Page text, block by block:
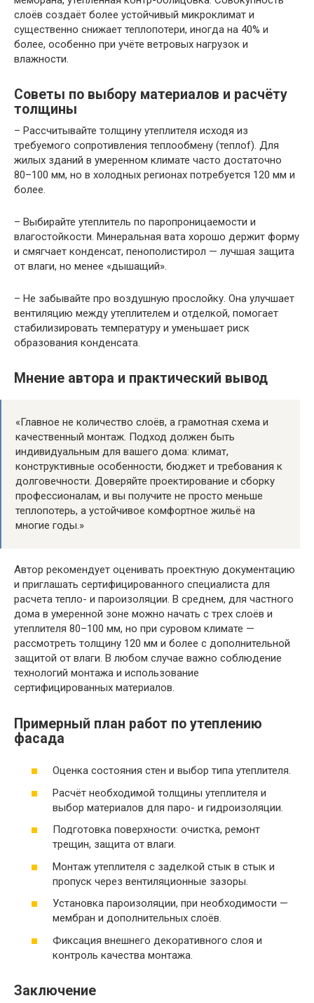
слоёв создаёт более устойчивый микроклимат и
существенно снижает теплопотери, иногда на 40% и
более, особенно при учёте ветровых нагрузок и
влажности.
Советы по выбору материалов и расчёту
толщины
– Рассчитывайте толщину утеплителя исходя из
требуемого сопротивления теплообмену (теплоf). Для
жилых зданий в умеренном климате часто достаточно
80–100 мм, но в холодных регионах потребуется 120 мм и
более.
– Выбирайте утеплитель по паропроницаемости и
влагостойкости. Минеральная вата хорошо держит форму
и смягчает конденсат, пенополистирол — лучшая защита
от влаги, но менее «дышащий».
– Не забывайте про воздушную прослойку. Она улучшает
вентиляцию между утеплителем и отделкой, помогает
стабилизировать температуру и уменьшает риск
образования конденсата.
Мнение автора и практический вывод
«Главное не количество слоёв, а грамотная схема и
качественный монтаж. Подход должен быть
индивидуальным для вашего дома: климат,
конструктивные особенности, бюджет и требования к
долговечности. Доверяйте проектирование и сборку
профессионалам, и вы получите не просто меньше
теплопотерь, а устойчивое комфортное жильё на
многие годы.»
Автор рекомендует оценивать проектную документацию
и приглашать сертифицированного специалиста для
расчета тепло- и пароизоляции. В среднем, для частного
дома в умеренной зоне можно начать с трех слоёв и
утеплителя 80–100 мм, но при суровом климате —
рассмотреть толщину 120 мм и более с дополнительной
защитой от влаги. В любом случае важно соблюдение
технологий монтажа и использование
сертифицированных материалов.
Примерный план работ по утеплению
фасада
Оценка состояния стен и выбор типа утеплителя.
Расчёт необходимой толщины утеплителя и
выбор материалов для паро- и гидроизоляции.
Подготовка поверхности: очистка, ремонт
трещин, защита от влаги.
Монтаж утеплителя с заделкой стык в стык и
пропуск через вентиляционные зазоры.
Установка пароизоляции, при необходимости —
мембран и дополнительных слоёв.
Фиксация внешнего декоративного слоя и
контроль качества монтажа.
Заключение